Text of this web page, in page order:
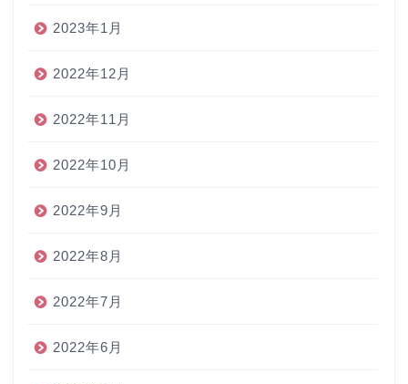
2023年1月
2022年12月
2022年11月
2022年10月
2022年9月
2022年8月
2022年7月
2022年6月